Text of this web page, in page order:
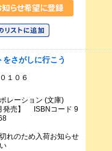
をさがしに行こう
１０６
レーション (文庫)
発売】 ISBNコード 9
れのため入荷お知らせ